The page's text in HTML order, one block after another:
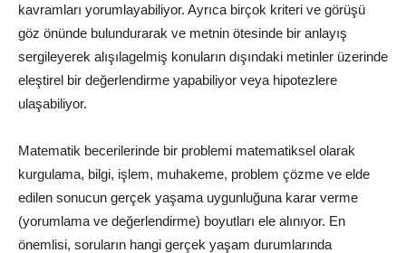
kavramları yorumlayabiliyor. Ayrıca birçok kriteri ve görüşü
göz önünde bulundurarak ve metnin ötesinde bir anlayış
sergileyerek alışılagelmiş konuların dışındaki metinler üzerinde
eleştirel bir değerlendirme yapabiliyor veya hipotezlere
ulaşabiliyor.
Matematik becerilerinde bir problemi matematiksel olarak
kurgulama, bilgi, işlem, muhakeme, problem çözme ve elde
edilen sonucun gerçek yaşama uygunluğuna karar verme
(yorumlama ve değerlendirme) boyutları ele alınıyor. En
önemlisi, soruların hangi gerçek yaşam durumlarında